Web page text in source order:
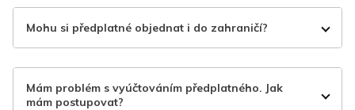
Mohu si předplatné objednat i do zahraničí?
Mám problém s vyúčtováním předplatného. Jak
mám postupovat?